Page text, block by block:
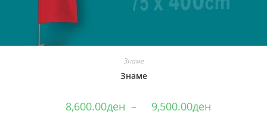
Знаме
Знаме
8,600.00ден – 9,500.00ден